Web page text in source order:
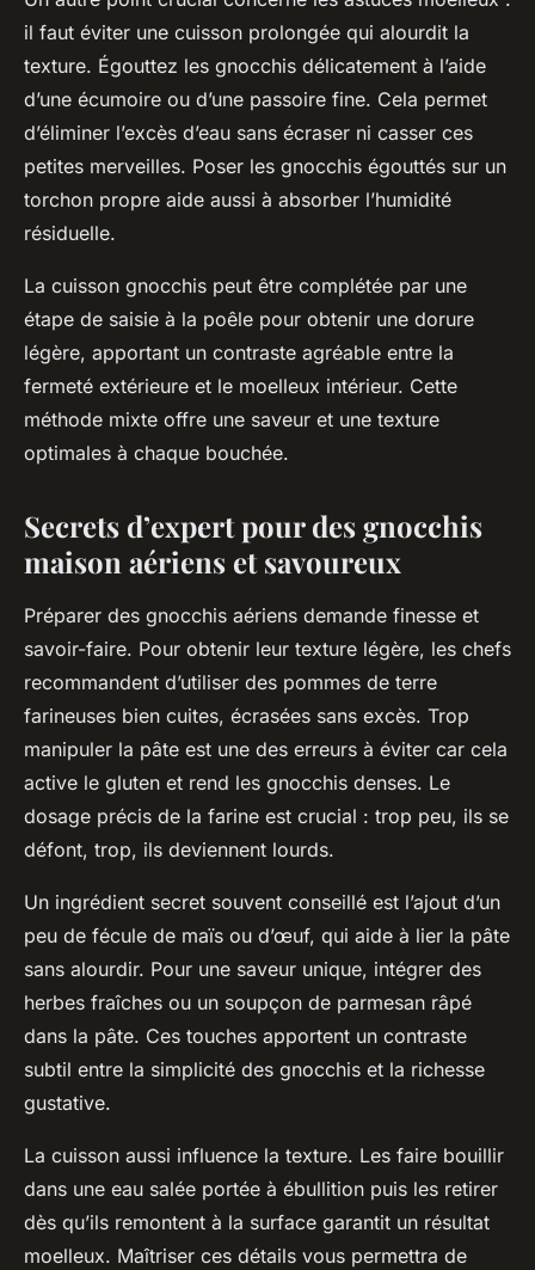
il faut éviter une cuisson prolongée qui alourdit la
texture. Égouttez les gnocchis délicatement à l’aide
d’une écumoire ou d’une passoire fine. Cela permet
d’éliminer l’excès d’eau sans écraser ni casser ces
petites merveilles. Poser les gnocchis égouttés sur un
torchon propre aide aussi à absorber l’humidité
résiduelle.
La cuisson gnocchis peut être complétée par une
étape de saisie à la poêle pour obtenir une dorure
légère, apportant un contraste agréable entre la
fermeté extérieure et le moelleux intérieur. Cette
méthode mixte offre une saveur et une texture
optimales à chaque bouchée.
Secrets d’expert pour des gnocchis
maison aériens et savoureux
Préparer des gnocchis aériens demande finesse et
savoir-faire. Pour obtenir leur texture légère, les chefs
recommandent d’utiliser des pommes de terre
farineuses bien cuites, écrasées sans excès. Trop
manipuler la pâte est une des erreurs à éviter car cela
active le gluten et rend les gnocchis denses. Le
dosage précis de la farine est crucial : trop peu, ils se
défont, trop, ils deviennent lourds.
Un ingrédient secret souvent conseillé est l’ajout d’un
peu de fécule de maïs ou d’œuf, qui aide à lier la pâte
sans alourdir. Pour une saveur unique, intégrer des
herbes fraîches ou un soupçon de parmesan râpé
dans la pâte. Ces touches apportent un contraste
subtil entre la simplicité des gnocchis et la richesse
gustative.
La cuisson aussi influence la texture. Les faire bouillir
dans une eau salée portée à ébullition puis les retirer
dès qu’ils remontent à la surface garantit un résultat
moelleux. Maîtriser ces détails vous permettra de